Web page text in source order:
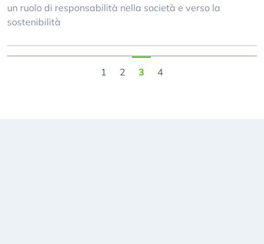
un ruolo di responsabilità nella società e verso la
sostenibilità
1 2 3 4